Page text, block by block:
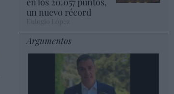
un nuevo récord
Argumentos